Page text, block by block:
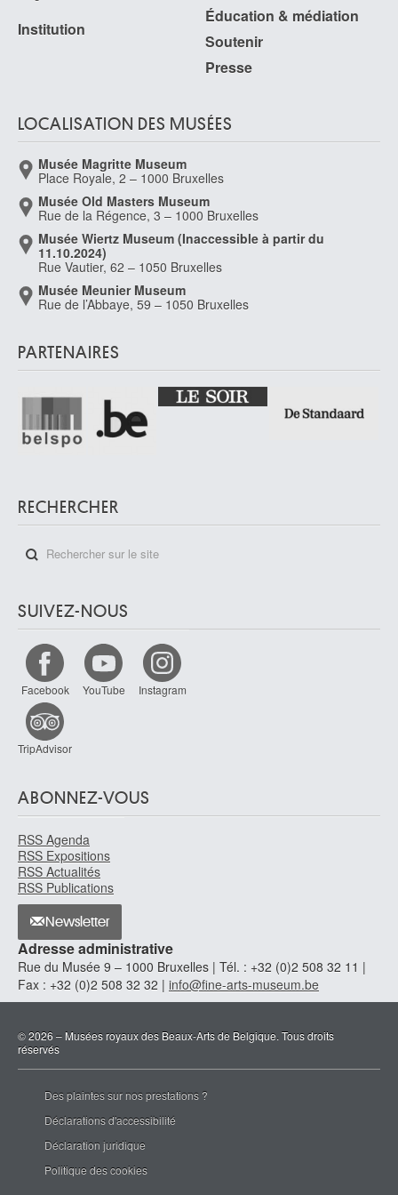
Institution
Éducation & médiation
Soutenir
Presse
LOCALISATION DES MUSÉES
Musée Magritte Museum
Place Royale, 2 – 1000 Bruxelles
Musée Old Masters Museum
Rue de la Régence, 3 – 1000 Bruxelles
Musée Wiertz Museum (Inaccessible à partir du
11.10.2024)
Rue Vautier, 62 – 1050 Bruxelles
Musée Meunier Museum
Rue de l’Abbaye, 59 – 1050 Bruxelles
PARTENAIRES
RECHERCHER
SUIVEZ-NOUS
Facebook YouTube Instagram
TripAdvisor
ABONNEZ-VOUS
RSS Agenda
RSS Expositions
RSS Actualités
RSS Publications
Newsletter
Adresse administrative
Rue du Musée 9 – 1000 Bruxelles | Tél. : +32 (0)2 508 32 11 |
Fax : +32 (0)2 508 32 32 | info@fine-arts-museum.be
© 2026 – Musées royaux des Beaux-Arts de Belgique. Tous droits
réservés
Des plaintes sur nos prestations ?
Déclarations d'accessibilité
Déclaration juridique
Politique des cookies